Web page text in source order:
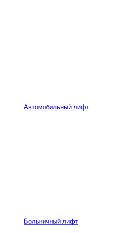
Автомобильный лифт
Больничный лифт